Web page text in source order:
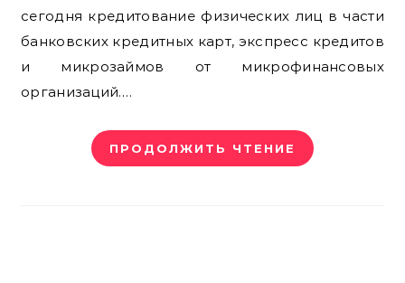
сегодня кредитование физических лиц в части
банковских кредитных карт, экспресс кредитов
и микрозаймов от микрофинансовых
организаций.…
ПРОДОЛЖИТЬ ЧТЕНИЕ